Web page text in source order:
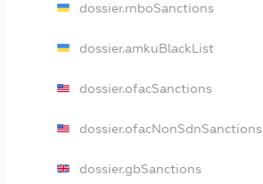
dossier.rnboSanctions
dossier.amkuBlackList
dossier.ofacSanctions
dossier.ofacNonSdnSanctions
dossier.gbSanctions